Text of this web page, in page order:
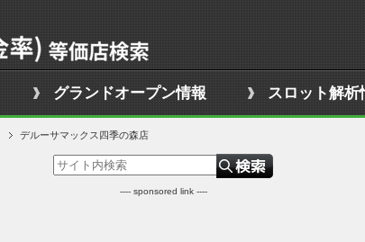
グランドオープン情報 スロット解析
デルーサマックス四季の森店
---- sponsored link ----